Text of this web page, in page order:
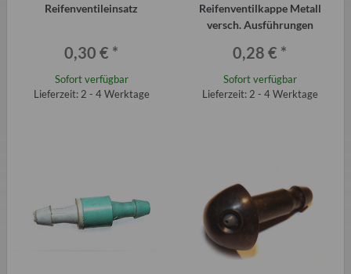
Reifenventileinsatz
0,30 € *
Sofort verfügbar
Lieferzeit: 2 - 4 Werktage
Reifenventilkappe Metall
versch. Ausführungen
0,28 € *
Sofort verfügbar
Lieferzeit: 2 - 4 Werktage